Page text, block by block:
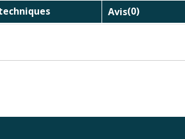
Avis(0)